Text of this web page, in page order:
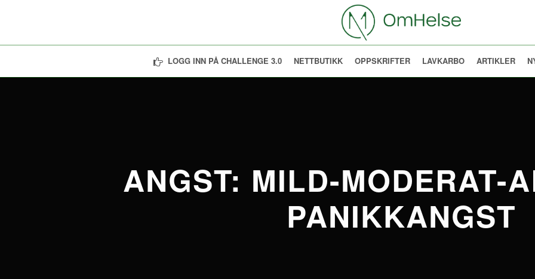
LOGG INN PÅ CHALLENGE 3.0 NETTBUTIKK OPPSKRIFTER LAVKARBO ARTIKLER
ANGST: MILD-MODERAT-
PANIKKANGST